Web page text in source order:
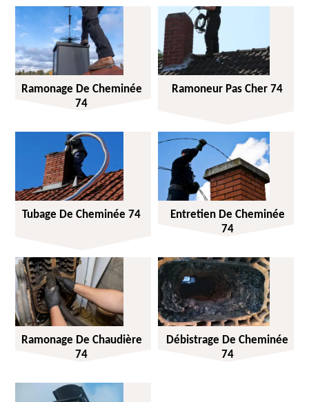
Ramonage De Cheminée
74
Ramoneur Pas Cher 74
Tubage De Cheminée 74
Entretien De Cheminée
74
Ramonage De Chaudière
74
Débistrage De Cheminée
74